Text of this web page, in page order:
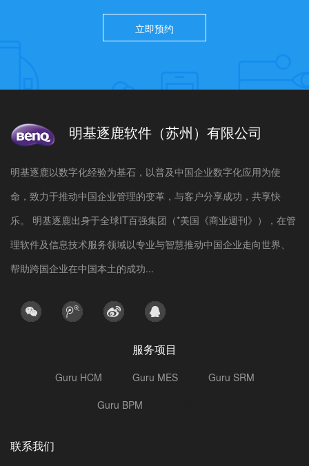
立即预约
明基逐鹿软件（苏州）有限公司
明基逐鹿以数字化经验为基石，以普及中国企业数字化应用为使
命，致力于推动中国企业管理的变革，与客户分享成功，共享快
乐。 明基逐鹿出身于全球IT百强集团（*美国《商业週刊》），在管
理软件及信息技术服务领域以专业与智慧推动中国企业走向世界、
帮助跨国企业在中国本土的成功...
服务项目
Guru HCM Guru MES
Guru SRM
Guru BPM
联系我们